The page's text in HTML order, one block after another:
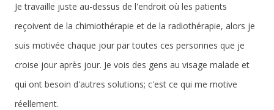
Je travaille juste au-dessus de l'endroit où les patients
reçoivent de la chimiothérapie et de la radiothérapie, alors je
suis motivée chaque jour par toutes ces personnes que je
croise jour après jour. Je vois des gens au visage malade et
qui ont besoin d'autres solutions; c'est ce qui me motive
réellement.